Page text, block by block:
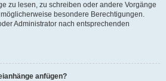
zu lesen, zu schreiben oder andere Vorgänge
besondere Berechtigungen.
Administrator nach entsprechenden
anfügen?